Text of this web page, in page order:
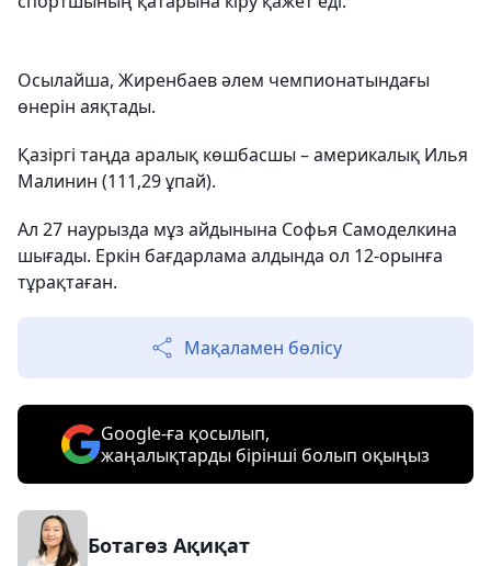
Осылайша, Жиренбаев әлем чемпионатындағы
өнерін аяқтады.
Қазіргі таңда аралық көшбасшы – америкалық Илья
Малинин (111,29 ұпай).
Ал 27 наурызда мұз айдынына Софья Самоделкина
шығады. Еркін бағдарлама алдында ол 12-орынға
тұрақтаған.
Мақаламен бөлісу
Google-ға қосылып,
жаңалықтарды бірінші болып оқыңыз
Ботагөз Ақиқат